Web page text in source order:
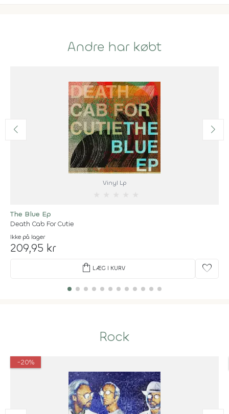
Andre har købt
Vinyl Lp
The Blue Ep
Death Cab For Cutie
Ikke på lager
209,95 kr
shopping_bag LÆG I KURV favorite
Rock
-20%